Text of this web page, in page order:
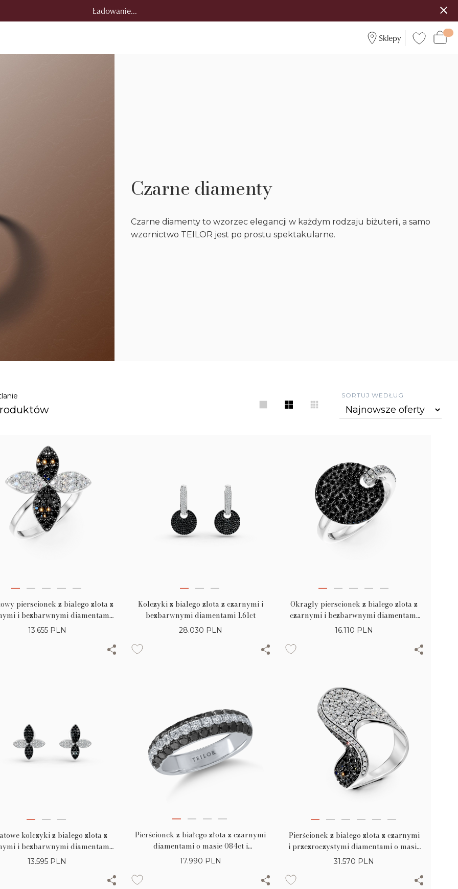
Ładowanie...
Sklepy
Czarne diamenty
Czarne diamenty to wzorzec elegancji w każdym rodzaju biżuterii, a samo
wzornictwo TEILOR jest po prostu spektakularne.
SORTUJ WEDŁUG
pierscionek z bialego zlota z
i bezbarwnymi diamentami
0.76ct
13.655 PLN
Kolczyki z bialego zlota z czarnymi i
bezbarwnymi diamentami 1.61ct
28.030 PLN
Okragly pierscionek z bialego zlota z
czarnymi i bezbarwnymi diamentami
0.86ct
16.110 PLN
kolczyki z bialego zlota z
i bezbarwnymi diamentami
1.02ct
13.595 PLN
Pierścionek z białego złota z czarnymi
diamentami o masie 084ct i
bezbarwnymi diamentami o masie
17.990 PLN
Pierścionek z białego złota z czarnymi
i przezroczystymi diamentami o masie
3ct
31.570 PLN